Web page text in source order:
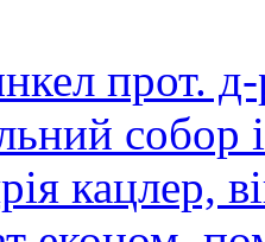
прот.
собор
кацлер,